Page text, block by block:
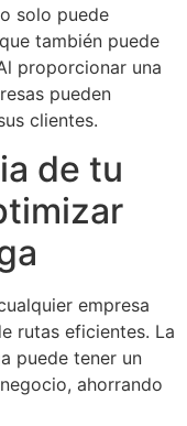
solo puede
también puede
proporcionar una
pueden
clientes.
de tu
empresa
rutas eficientes. La
puede tener un
ahorrando